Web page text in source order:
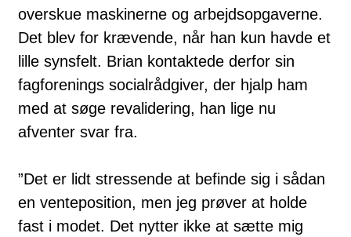
overskue maskinerne og arbejdsopgaverne.
Det blev for krævende, når han kun havde et
lille synsfelt. Brian kontaktede derfor sin
fagforenings socialrådgiver, der hjalp ham
med at søge revalidering, han lige nu
afventer svar fra.
”Det er lidt stressende at befinde sig i sådan
en venteposition, men jeg prøver at holde
fast i modet. Det nytter ikke at sætte mig